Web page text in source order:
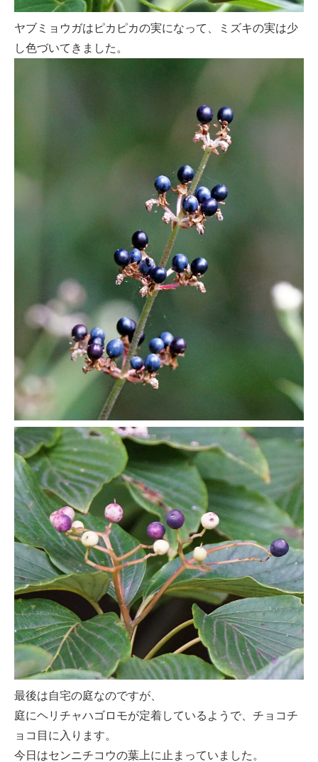
ヤブミョウガはピカピカの実になって、ミズキの実は少
し色づいてきました。
最後は自宅の庭なのですが、
庭にヘリチャハゴロモが定着しているようで、チョコチ
ョコ目に入ります。
今日はセンニチコウの葉上に止まっていました。